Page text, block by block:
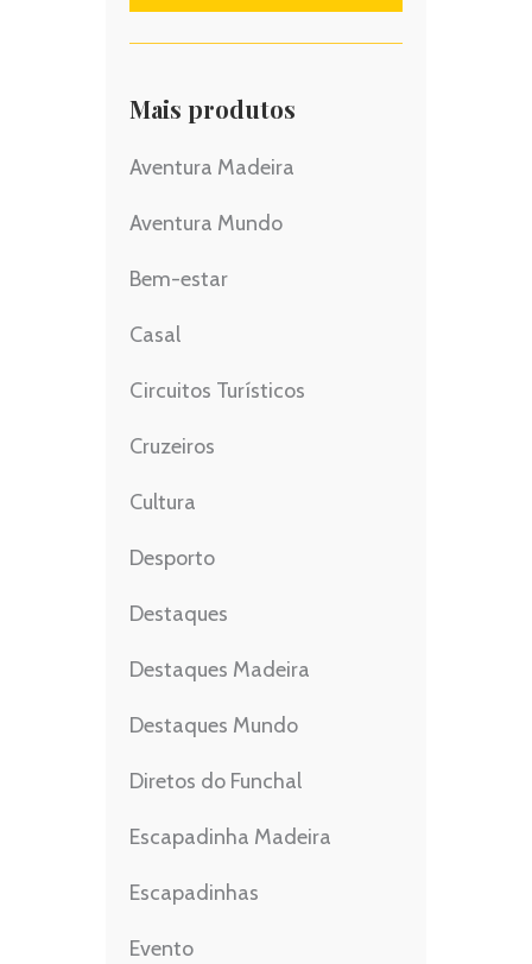
Mais produtos
Aventura Madeira
Aventura Mundo
Bem-estar
Casal
Circuitos Turísticos
Cruzeiros
Cultura
Desporto
Destaques
Destaques Madeira
Destaques Mundo
Diretos do Funchal
Escapadinha Madeira
Escapadinhas
Evento